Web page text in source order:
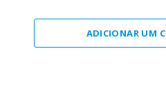
ADICIONAR UM